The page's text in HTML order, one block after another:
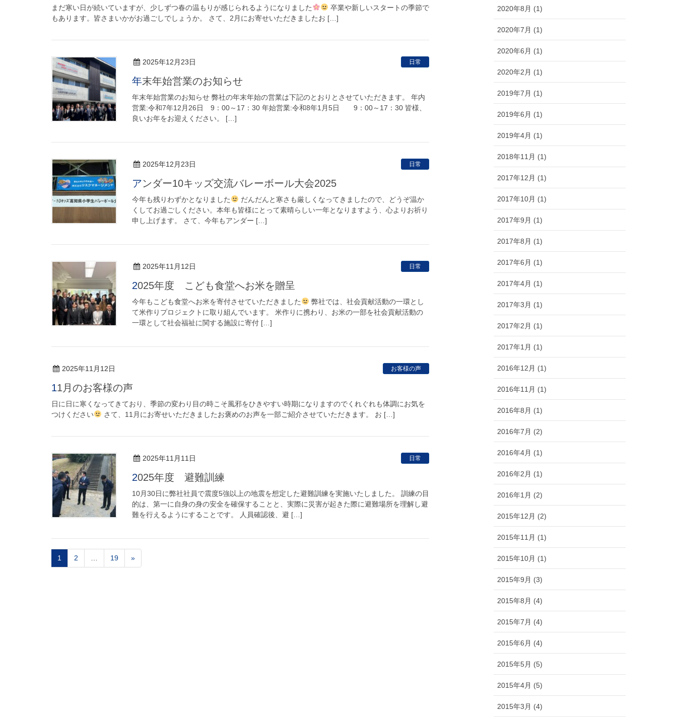
まだ寒い日が続いていますが、少しずつ春の温もりが感じられるようになりました
卒業や新しいスタートの季節で
もあります。皆さまいかがお過ごしでしょうか。 さて、2月にお寄せいただきましたお […]
2025年12月23日 日常
年末年始営業のお知らせ
年末年始営業のお知らせ 弊社の年末年始の営業は下記のとおりとさせていただきます。 年内
営業:令和7年12月26日 9：00～17：30 年始営業:令和8年1月5日 9：00～17：30 皆様、
良いお年をお迎えください。 […]
2025年12月23日 日常
アンダー10キッズ交流バレーボール大会2025
今年も残りわずかとなりました
だんだんと寒さも厳しくなってきましたので、どうぞ温か
くしてお過ごしください。本年も皆様にとって素晴らしい一年となりますよう、心よりお祈り
申し上げます。 さて、今年もアンダー […]
2025年11月12日 日常
2025年度 こども食堂へお米を贈呈
今年もこども食堂へお米を寄付させていただきました
弊社では、社会貢献活動の一環とし
て米作りプロジェクトに取り組んでいます。 米作りに携わり、お米の一部を社会貢献活動の
一環として社会福祉に関する施設に寄付 […]
2025年11月12日 お客様の声
11月のお客様の声
日に日に寒くなってきており、季節の変わり目の時こそ風邪をひきやすい時期になりますのでくれぐれも体調にお気を
つけください
さて、11月にお寄せいただきましたお褒めのお声を一部ご紹介させていただきます。 お […]
2025年11月11日 日常
2025年度 避難訓練
10月30日に弊社社員で震度5強以上の地震を想定した避難訓練を実施いたしました。 訓練の目
的は、第一に自身の身の安全を確保することと、実際に災害が起きた際に避難場所を理解し避
難を行えるようにすることです。 人員確認後、避 […]
1 2 19 »
2020年8月 (1)
2020年7月 (1)
2020年6月 (1)
2020年2月 (1)
2019年7月 (1)
2019年6月 (1)
2019年4月 (1)
2018年11月 (1)
2017年12月 (1)
2017年10月 (1)
2017年9月 (1)
2017年8月 (1)
2017年6月 (1)
2017年4月 (1)
2017年3月 (1)
2017年2月 (1)
2017年1月 (1)
2016年12月 (1)
2016年11月 (1)
2016年8月 (1)
2016年7月 (2)
2016年4月 (1)
2016年2月 (1)
2016年1月 (2)
2015年12月 (2)
2015年11月 (1)
2015年10月 (1)
2015年9月 (3)
2015年8月 (4)
2015年7月 (4)
2015年6月 (4)
2015年5月 (5)
2015年4月 (5)
2015年3月 (4)